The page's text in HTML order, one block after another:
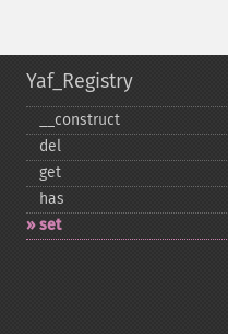
Yaf_Registry
_​_​construct
del
get
has
set